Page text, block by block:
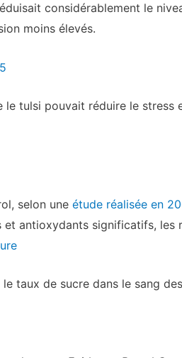
considérablement le
moins élevés.
le tulsi pouvait réduire le
selon une étude réalisée en
antioxydants significatifs, les
taux de sucre dans le sang